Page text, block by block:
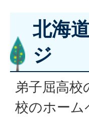
北海
ジ
弟子屈高
校のホーム